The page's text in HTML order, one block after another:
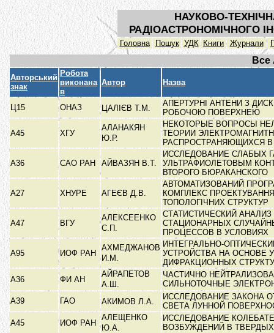
НАУКОВО-
РАДІОАСТРОНОМІЧНОГО
Головна Пошук УДК Книги Журнали
Все
Авторський
знак
Робота
виконана
в
Автор Назва
Ц15 ОНАЗ ЦАЛІЄВ Т.М.
АПЕРТУРНІ АНТЕНИ З
РОБОЧОЮ ПОВЕРХНЕЮ
А45 ХГУ
АЛАНАКЯН
Ю.Р.
НЕКОТОРЫЕ ВОПРОСЫ
ТЕОРИИ
РАСПРОСТРАНЯЮЩИХСЯ
А36 САО РАН АЙВАЗЯН В.Т.
ИССЛЕДОВАНИЕ СЛАБЫХ
УЛЬТРАФИОЛЕТОВЫМ
ВТОРОГО БЮРАКАНСКОГО
А27 ХНУРЕ АГЕЄВ Д.В.
АВТОМАТИЗОВАНИЙ
КОМПЛЕКС ПРОЕКТУВАННЯ
ТОПОЛОГІЧНИХ СТРУКТУР
А47 ВГУ
АЛЕКСЕЕНКО
С.П.
СТАТИСТИЧЕСКИЙ АНАЛИЗ
СТАЦИОНАРНЫХ
ПРОЦЕССОВ В УСЛОВИЯХ
А95 ИОФ РАН
АХМЕДЖАНОВ
И.М.
ИНТЕГРАЛЬНО-
УСТРОЙСТВА НА ОСНОВЕ
ДИФРАКЦИОННЫХ
А36
ФИ АН
АЙРАПЕТОВ
А.Ш.
ЧАСТИЧНО
СИЛЬНОТОЧНЫЕ
А39
ГАО АКИМОВ Л.А.
ИССЛЕДОВАНИЕ ЗАКОНА
СВЕТА ЛУННОЙ
А45
ИОФ РАН
АЛЕЩЕНКО
Ю.А.
ИССЛЕДОВАНИЕ
ВОЗБУЖДЕНИЙ В